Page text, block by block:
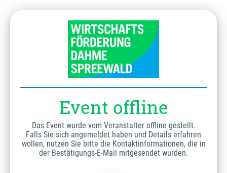
Event offline
Das Event wurde vom Veranstalter offline gestellt.
Falls Sie sich angemeldet haben und Details erfahren
wollen, nutzen Sie bitte die Kontaktinformationen, die in
der Bestätigungs-E-Mail mitgesendet wurden.